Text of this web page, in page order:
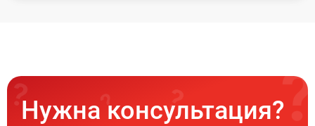
Нужна консультация?